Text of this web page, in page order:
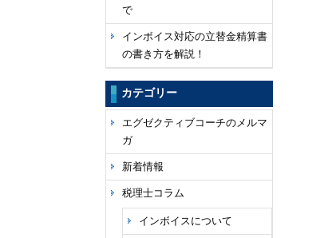
で
インボイス対応の立替金精算書
の書き方を解説！
カテゴリー
エグゼクティブコーチのメルマ
ガ
新着情報
税理士コラム
インボイスについて